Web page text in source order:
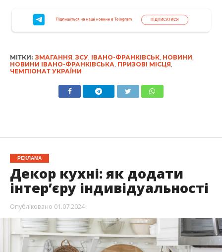
МІТКИ: ЗМАГАННЯ, ЗСУ, ІВАНО-ФРАНКІВСЬК, НОВИНИ,
НОВИНИ ІВАНО-ФРАНКІВСЬКА, ПРИЗОВІ МІСЦЯ,
ЧЕМПІОНАТ УКРАЇНИ
РЕКЛАМА
Декор кухні: як додати
інтер’єру індивідуальності
Опубліковано 01.07.2024